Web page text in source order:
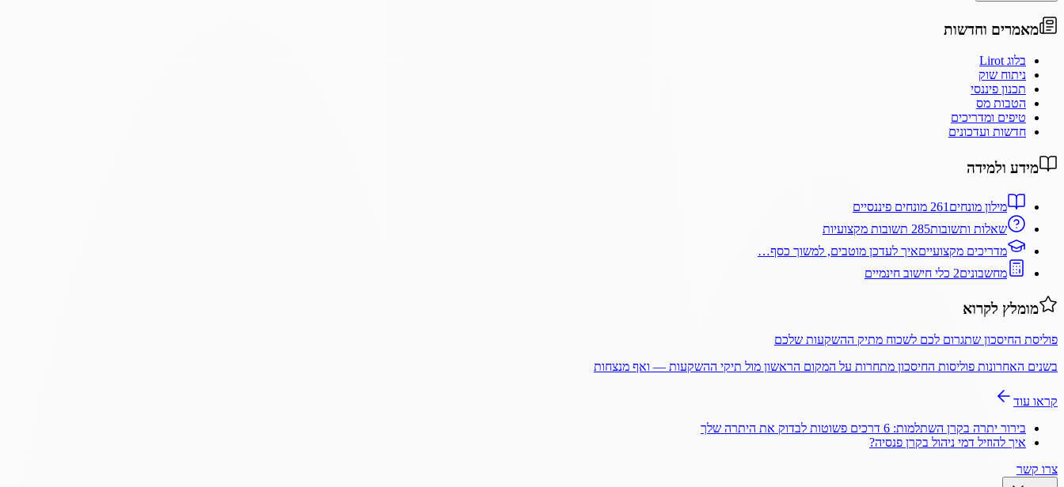
מאמרים וחדשות
בלוג Lirot
ניתוח שוק
תכנון פיננסי
הטבות מס
טיפים ומדריכים
חדשות ועדכונים
מידע ולמידה
מילון מונחים 261 מונחים פיננסיים
שאלות ותשובות285 תשובות מקצועיות
מדריכים מקצועייםאיך לעדכן מוטבים, למשוך כסף…
מחשבונים2 כלי חישוב חינמיים
מומלץ לקרוא
פוליסת החיסכון שתגרום לכם לשכוח מתיק ההשקעות שלכם
בשנים האחרונות פוליסות החיסכון מתחרות על המקום הראשון מול תיקי ההשקעות — ואף מנצחות
קראו עוד
בירור יתרה בקרן השתלמות: 6 דרכים פשוטות לבדוק את היתרה שלך
איך להוזיל דמי ניהול בקרן פנסיה?
צרו קשר